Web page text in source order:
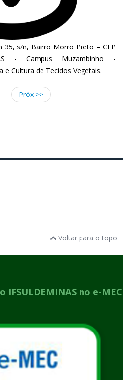
35, s/n, Bairro Morro Preto – CEP
- Campus Muzambinho -
Cultura de Tecidos Vegetais.
Próx >>
Voltar para o topo
no e-MEC